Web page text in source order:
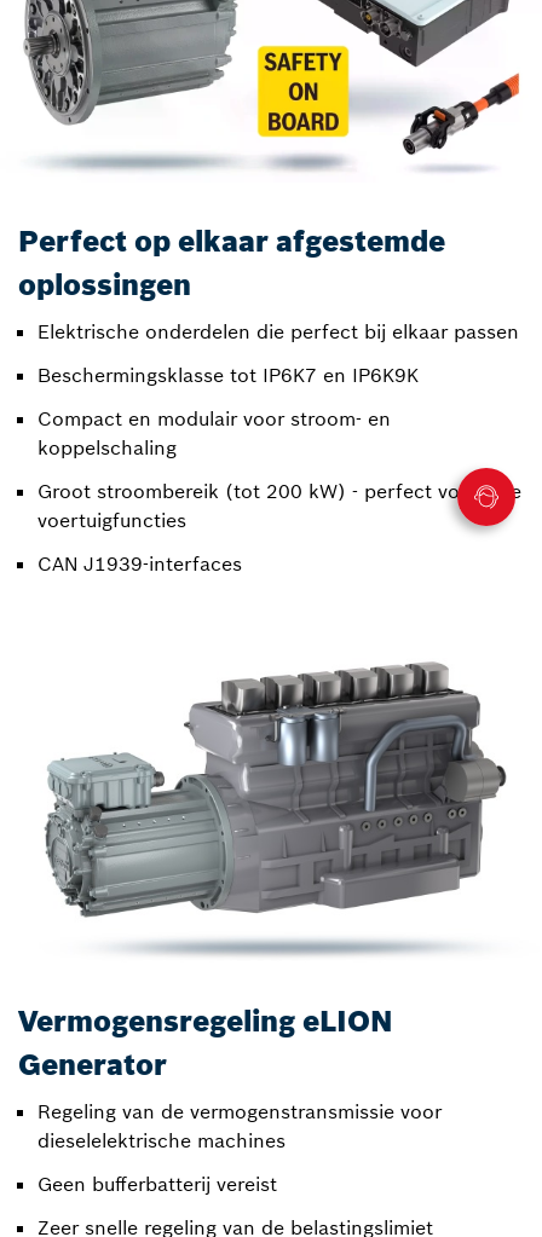
Perfect op elkaar afgestemde
oplossingen
Elektrische onderdelen die perfect bij elkaar passen
Beschermingsklasse tot IP6K7 en IP6K9K
Compact en modulair voor stroom- en
koppelschaling
Groot stroombereik (tot 200 kW) - perfect voor vele
voertuigfuncties
CAN J1939-interfaces
Vermogensregeling eLION
Generator
Regeling van de vermogenstransmissie voor
dieselelektrische machines
Geen bufferbatterij vereist
Zeer snelle regeling van de belastingslimiet